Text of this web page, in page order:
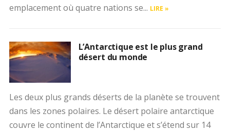
emplacement où quatre nations se... LIRE »
L’Antarctique est le plus grand
désert du monde
Les deux plus grands déserts de la planète se trouvent
dans les zones polaires. Le désert polaire antarctique
couvre le continent de l’Antarctique et s’étend sur 14